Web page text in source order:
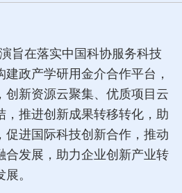
旨在落实中国科协服务科技
政产学研用金介合作平台，
创新资源云聚集、优质项目云
，推进创新成果转移转化，助
促进国际科技创新合作，推动
合发展，助力企业创新产业转
。